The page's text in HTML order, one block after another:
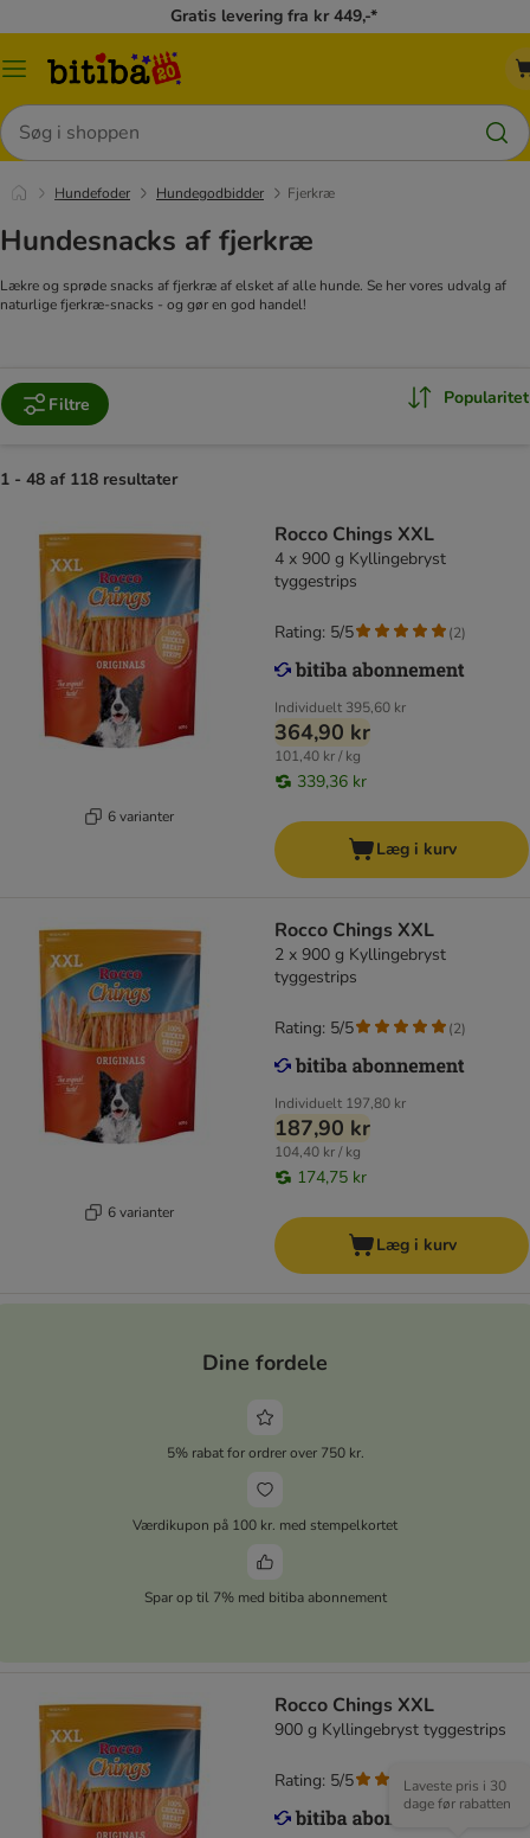
Gratis levering fra kr 449,-*
Menu
Søg
Hundefoder Hundegodbidder Fjerkræ
Hundesnacks af fjerkræ
Lækre og sprøde snacks af fjerkræ af elsket af alle hunde. Se her vores udvalg af
naturlige fjerkræ-snacks - og gør en god handel!
Filtre Popularitet
1 - 48 af 118 resultater
6 varianter
Rocco Chings XXL
4 x 900 g Kyllingebryst
tyggestrips
Individuelt 395,60 kr
364,90 kr
101,40 kr / kg
339,36 kr
Rating: 5/5 (2)
Læg i kurv
6 varianter
Rocco Chings XXL
2 x 900 g Kyllingebryst
tyggestrips
Individuelt 197,80 kr
187,90 kr
104,40 kr / kg
174,75 kr
Rating: 5/5 (2)
Læg i kurv
Dine fordele
5% rabat for ordrer over 750 kr.
Værdikupon på 100 kr. med stempelkortet
Spar op til 7% med bitiba abonnement
Rocco Chings XXL
900 g Kyllingebryst tyggestrips
Laveste pris i 30
dage før rabatten
Rating: 5/5 ( 2)